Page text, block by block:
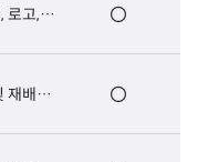
로고,
재배포